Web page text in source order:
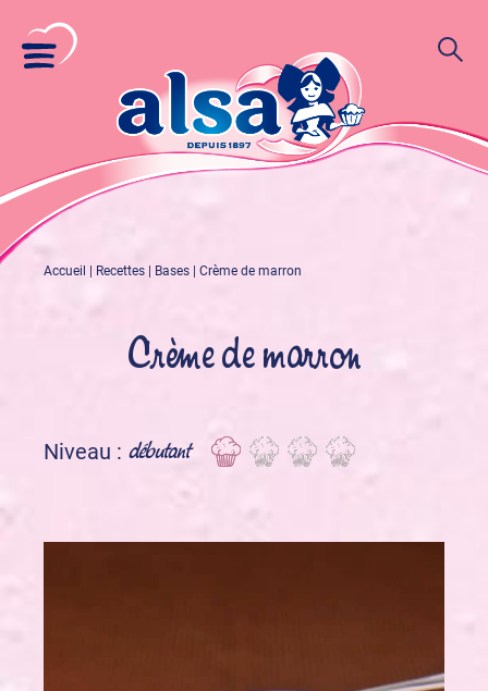
Accueil Recettes Bases Crème de marron
Crème de marron
Niveau : débutant